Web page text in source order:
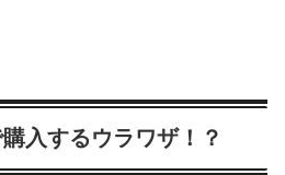
入するウラワザ！？